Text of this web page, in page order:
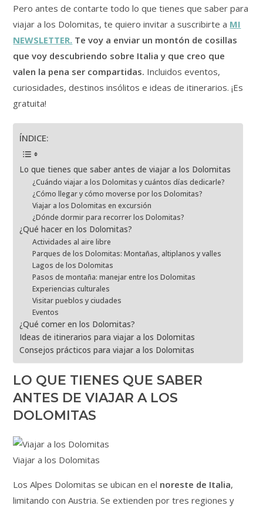
Pero antes de contarte todo lo que tienes que saber para
viajar a los Dolomitas, te quiero invitar a suscribirte a MI
NEWSLETTER. Te voy a enviar un montón de cosillas
que voy descubriendo sobre Italia y que creo que
valen la pena ser compartidas. Incluidos eventos,
curiosidades, destinos insólitos e ideas de itinerarios. ¡Es
gratuita!
ÍNDICE:
Lo que tienes que saber antes de viajar a los Dolomitas
¿Cuándo viajar a los Dolomitas y cuántos días dedicarle?
¿Cómo llegar y cómo moverse por los Dolomitas?
Viajar a los Dolomitas en excursión
¿Dónde dormir para recorrer los Dolomitas?
¿Qué hacer en los Dolomitas?
Actividades al aire libre
Parques de los Dolomitas: Montañas, altiplanos y valles
Lagos de los Dolomitas
Pasos de montaña: manejar entre los Dolomitas
Experiencias culturales
Visitar pueblos y ciudades
Eventos
¿Qué comer en los Dolomitas?
Ideas de itinerarios para viajar a los Dolomitas
Consejos prácticos para viajar a los Dolomitas
LO QUE TIENES QUE SABER
ANTES DE VIAJAR A LOS
DOLOMITAS
Viajar a los Dolomitas
Los Alpes Dolomitas se ubican en el noreste de Italia,
limitando con Austria. Se extienden por tres regiones y